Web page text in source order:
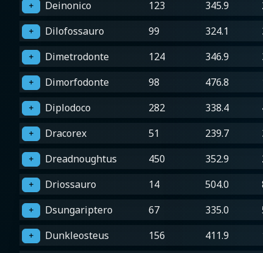
＋ Deinonico 123 345.9
＋ Dilofossauro 99 324.1
＋ Dimetrodonte 124 346.9
＋ Dimorfodonte 98 476.8
＋ Diplodoco 282 338.4
＋ Dracorex 51 239.7
＋ Dreadnoughtus 450 352.9
＋ Driossauro 14 504.0
＋ Dsungariptero 67 335.0
＋ Dunkleosteus 156 411.9